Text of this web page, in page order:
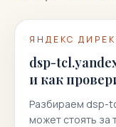
ЯНДЕКС
dsp-
и как
Разбираем dsp-
может стоять за